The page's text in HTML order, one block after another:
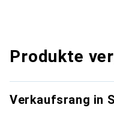
Produkte
Verkaufsrang in